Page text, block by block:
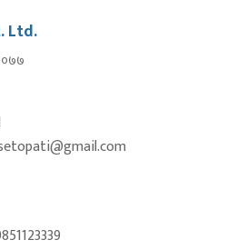
Ltd.